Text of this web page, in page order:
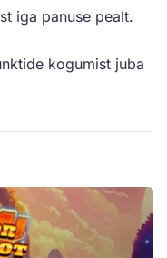
iga panuse pealt.
kogumist juba